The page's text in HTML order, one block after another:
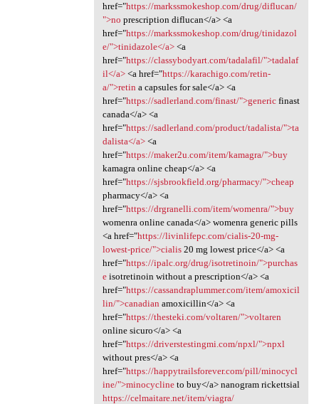
href="https://markssmokeshop.com/drug/diflucan/
">no prescription diflucan</a> <a
href="https://markssmokeshop.com/drug/tinidazol
e/">tinidazole</a><a
href="https://classybodyart.com/tadalafil/">tadalaf
il</a><a href="https://karachigo.com/retin-
a/">retin a capsules for sale</a> <a
href="https://sadlerland.com/finast/">genericfinast
canada</a> <a
href="https://sadlerland.com/product/tadalista/">ta
dalista</a><a
href="https://maker2u.com/item/kamagra/">buy
kamagra online cheap</a> <a
href="https://sjsbrookfield.org/pharmacy/">cheap
pharmacy</a> <a
href="https://drgranelli.com/item/womenra/">buy
womenra online canada</a> womenra generic pills
<a href="https://livinlifepc.com/cialis-20-mg-
lowest-price/">cialis20 mg lowest price</a> <a
href="https://ipalc.org/drug/isotretinoin/">purchas
eisotretinoin without a prescription</a> <a
href="https://cassandraplummer.com/item/amoxicil
lin/">canadian amoxicillin</a> <a
href="https://thesteki.com/voltaren/">voltaren
online sicuro</a> <a
href="https://driverstestingmi.com/npxl/">npxl
without pres</a> <a
href="https://happytrailsforever.com/pill/minocycl
ine/">minocyclineto buy</a> nanogram rickettsial
https://celmaitare.net/item/viagra/